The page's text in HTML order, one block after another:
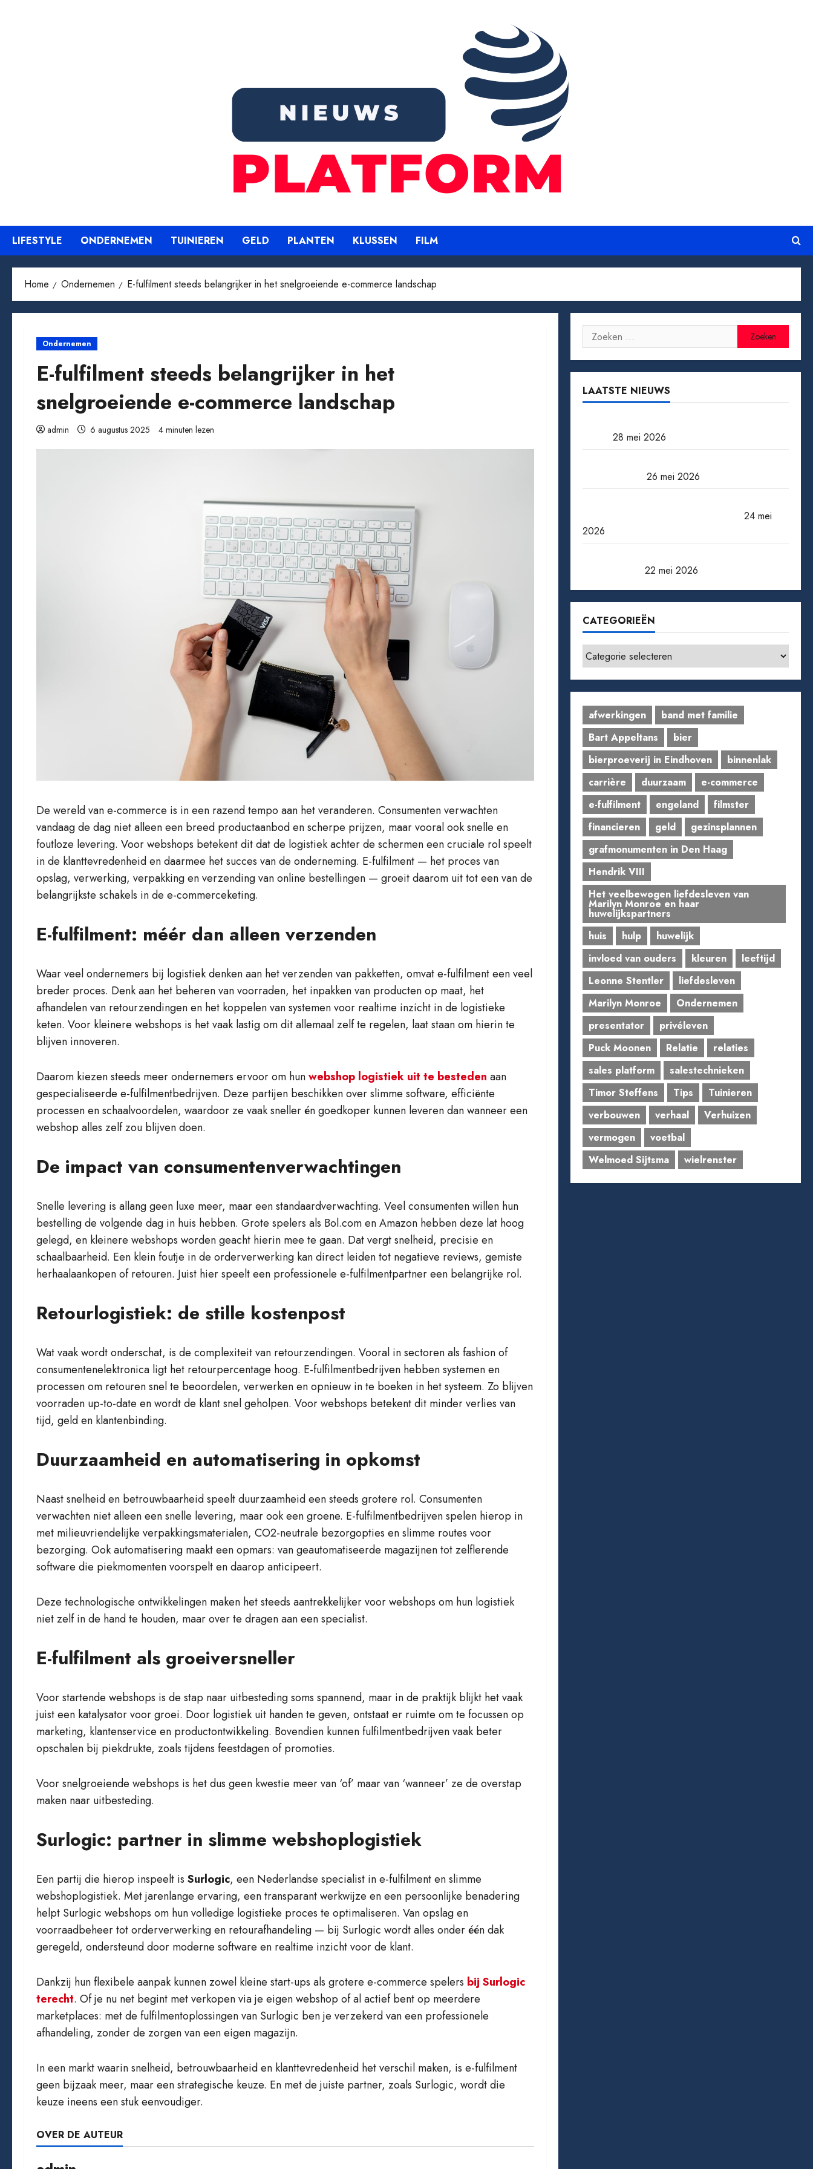
LIFESTYLE ONDERNEMEN TUINIEREN GELD PLANTEN KLUSSEN FILM
Home Ondernemen E-fulfilment steeds belangrijker in het snelgroeiende e-commerce landschap
Ondernemen
E-fulfilment steeds belangrijker in het
snelgroeiende e-commerce landschap
admin 6 augustus 2025 4 minuten lezen
De wereld van e-commerce is in een razend tempo aan het veranderen. Consumenten verwachten
vandaag de dag niet alleen een breed productaanbod en scherpe prijzen, maar vooral ook snelle en
foutloze levering. Voor webshops betekent dit dat de logistiek achter de schermen een cruciale rol speelt
in de klanttevredenheid en daarmee het succes van de onderneming. E-fulfilment — het proces van
opslag, verwerking, verpakking en verzending van online bestellingen — groeit daarom uit tot een van de
belangrijkste schakels in de e-commerceketing.
E-fulfilment: méér dan alleen verzenden
Waar veel ondernemers bij logistiek denken aan het verzenden van pakketten, omvat e-fulfilment een veel
breder proces. Denk aan het beheren van voorraden, het inpakken van producten op maat, het
afhandelen van retourzendingen en het koppelen van systemen voor realtime inzicht in de logistieke
keten. Voor kleinere webshops is het vaak lastig om dit allemaal zelf te regelen, laat staan om hierin te
blijven innoveren.
Daarom kiezen steeds meer ondernemers ervoor om hunwebshop logistiek uit te besteden aan
gespecialiseerde e-fulfilmentbedrijven. Deze partijen beschikken over slimme software, efficiënte
processen en schaalvoordelen, waardoor ze vaak sneller én goedkoper kunnen leveren dan wanneer een
webshop alles zelf zou blijven doen.
De impact van consumentenverwachtingen
Snelle levering is allang geen luxe meer, maar een standaardverwachting. Veel consumenten willen hun
bestelling de volgende dag in huis hebben. Grote spelers als Bol.com en Amazon hebben deze lat hoog
gelegd, en kleinere webshops worden geacht hierin mee te gaan. Dat vergt snelheid, precisie en
schaalbaarheid. Een klein foutje in de orderverwerking kan direct leiden tot negatieve reviews, gemiste
herhaalaankopen of retouren. Juist hier speelt een professionele e-fulfilmentpartner een belangrijke rol.
Retourlogistiek: de stille kostenpost
Wat vaak wordt onderschat, is de complexiteit van retourzendingen. Vooral in sectoren als fashion of
consumentenelektronica ligt het retourpercentage hoog. E-fulfilmentbedrijven hebben systemen en
processen om retouren snel te beoordelen, verwerken en opnieuw in te boeken in het systeem. Zo blijven
voorraden up-to-date en wordt de klant snel geholpen. Voor webshops betekent dit minder verlies van
tijd, geld en klantenbinding.
Duurzaamheid en automatisering in opkomst
Naast snelheid en betrouwbaarheid speelt duurzaamheid een steeds grotere rol. Consumenten
verwachten niet alleen een snelle levering, maar ook een groene. E-fulfilmentbedrijven spelen hierop in
met milieuvriendelijke verpakkingsmaterialen, CO2-neutrale bezorgopties en slimme routes voor
bezorging. Ook automatisering maakt een opmars: van geautomatiseerde magazijnen tot zelflerende
software die piekmomenten voorspelt en daarop anticipeert.
Deze technologische ontwikkelingen maken het steeds aantrekkelijker voor webshops om hun logistiek
niet zelf in de hand te houden, maar over te dragen aan een specialist.
E-fulfilment als groeiversneller
Voor startende webshops is de stap naar uitbesteding soms spannend, maar in de praktijk blijkt het vaak
juist een katalysator voor groei. Door logistiek uit handen te geven, ontstaat er ruimte om te focussen op
marketing, klantenservice en productontwikkeling. Bovendien kunnen fulfilmentbedrijven vaak beter
opschalen bij piekdrukte, zoals tijdens feestdagen of promoties.
Voor snelgroeiende webshops is het dus geen kwestie meer van ‘of’ maar van ‘wanneer’ ze de overstap
maken naar uitbesteding.
Surlogic: partner in slimme webshoplogistiek
Een partij die hierop inspeelt is Surlogic, een Nederlandse specialist in e-fulfilment en slimme
webshoplogistiek. Met jarenlange ervaring, een transparant werkwijze en een persoonlijke benadering
helpt Surlogic webshops om hun volledige logistieke proces te optimaliseren. Van opslag en
voorraadbeheer tot orderverwerking en retourafhandeling — bij Surlogic wordt alles onder één dak
geregeld, ondersteund door moderne software en realtime inzicht voor de klant.
Dankzij hun flexibele aanpak kunnen zowel kleine start-ups als grotere e-commerce spelers bij Surlogic
terecht. Of je nu net begint met verkopen via je eigen webshop of al actief bent op meerdere
marketplaces: met de fulfilmentoplossingen van Surlogic ben je verzekerd van een professionele
afhandeling, zonder de zorgen van een eigen magazijn.
In een markt waarin snelheid, betrouwbaarheid en klanttevredenheid het verschil maken, is e-fulfilment
geen bijzaak meer, maar een strategische keuze. En met de juiste partner, zoals Surlogic, wordt die
keuze ineens een stuk eenvoudiger.
OVER DE AUTEUR
Zoeken
naar:
LAATSTE NIEUWS
28 mei 2026
26 mei 2026
24 mei
2026
22 mei 2026
CATEGORIEËN
Categorieën
afwerkingen
band met familie
Bart Appeltans
bier
bierproeverij in Eindhoven
binnenlak
carrière
duurzaam
e-commerce
e-fulfilment
engeland
filmster
financieren
geld
gezinsplannen
grafmonumenten in Den Haag
Hendrik VIII
Het veelbewogen liefdesleven van
Marilyn Monroe en haar
huwelijkspartners
huis
hulp
huwelijk
invloed van ouders
kleuren
leeftijd
Leonne Stentler
liefdesleven
Marilyn Monroe
Ondernemen
presentator
privéleven
Puck Moonen
Relatie
relaties
sales platform
salestechnieken
Timor Steffens
Tips
Tuinieren
verbouwen
verhaal
Verhuizen
vermogen
voetbal
Welmoed Sijtsma
wielrenster